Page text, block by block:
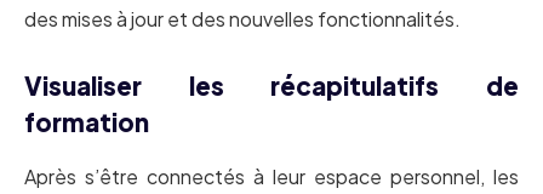
des mises à jour et des nouvelles fonctionnalités.
Visualiser les récapitulatifs de
formation
Après s’être connectés à leur espace personnel, les